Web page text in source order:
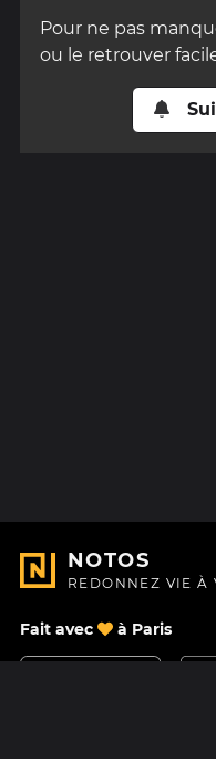
Pour ne pas
ou le retrouver
NOTOS
REDONNEZ VIE À
Fait avec à Paris